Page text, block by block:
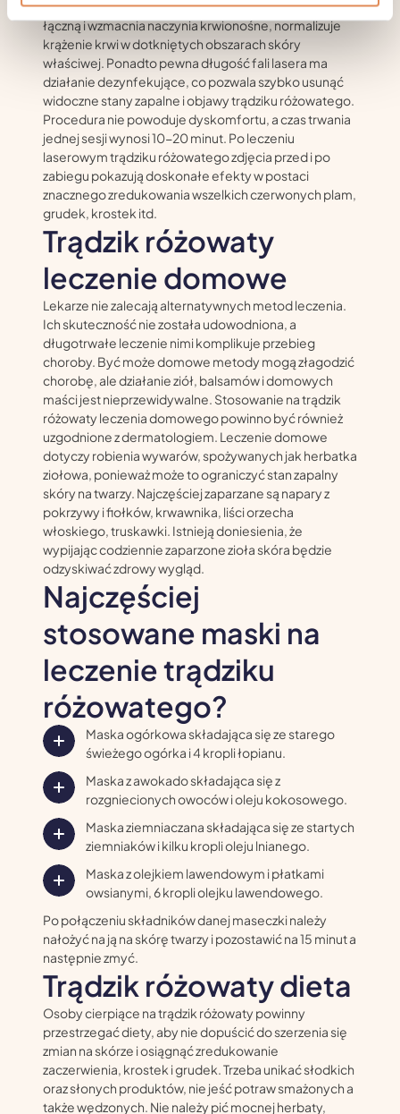
lub kosmetologa), która pomaga przywrócić tkankę
łączną i wzmacnia naczynia krwionośne, normalizuje
krążenie krwi w dotkniętych obszarach skóry
właściwej. Ponadto pewna długość fali lasera ma
działanie dezynfekujące, co pozwala szybko usunąć
widoczne stany zapalne i objawy trądziku różowatego.
Procedura nie powoduje dyskomfortu, a czas trwania
jednej sesji wynosi 10-20 minut. Po leczeniu
laserowym trądziku różowatego zdjęcia przed i po
zabiegu pokazują doskonałe efekty w postaci
znacznego zredukowania wszelkich czerwonych plam,
grudek, krostek itd.
Trądzik różowaty
leczenie domowe
Lekarze nie zalecają alternatywnych metod leczenia.
Ich skuteczność nie została udowodniona, a
długotrwałe leczenie nimi komplikuje przebieg
choroby. Być może domowe metody mogą złagodzić
chorobę, ale działanie ziół, balsamów i domowych
maści jest nieprzewidywalne. Stosowanie na trądzik
różowaty leczenia domowego powinno być również
uzgodnione z dermatologiem. Leczenie domowe
dotyczy robienia wywarów, spożywanych jak herbatka
ziołowa, ponieważ może to ograniczyć stan zapalny
skóry na twarzy. Najczęściej zaparzane są napary z
pokrzywy i fiołków, krwawnika, liści orzecha
włoskiego, truskawki. Istnieją doniesienia, że
wypijając codziennie zaparzone zioła skóra będzie
odzyskiwać zdrowy wygląd.
Najczęściej
stosowane maski na
leczenie trądziku
różowatego?
Maska ogórkowa składająca się ze starego
świeżego ogórka i 4 kropli łopianu.
Maska z awokado składająca się z
rozgniecionych owoców i oleju kokosowego.
Maska ziemniaczana składająca się ze startych
ziemniaków i kilku kropli oleju lnianego.
Maska z olejkiem lawendowym i płatkami
owsianymi, 6 kropli olejku lawendowego.
Po połączeniu składników danej maseczki należy
nałożyć na ją na skórę twarzy i pozostawić na 15 minut a
następnie zmyć.
Trądzik różowaty dieta
Osoby cierpiące na trądzik różowaty powinny
przestrzegać diety, aby nie dopuścić do szerzenia się
zmian na skórze i osiągnąć zredukowanie
zaczerwienia, krostek i grudek. Trzeba unikać słodkich
oraz słonych produktów, nie jeść potraw smażonych a
także wędzonych. Nie należy pić mocnej herbaty,